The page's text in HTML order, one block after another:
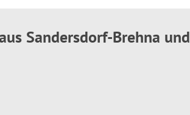
Sandersdorf-Brehna und